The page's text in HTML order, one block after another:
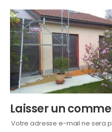
Laisser un
Votre adresse e-mail ne sera